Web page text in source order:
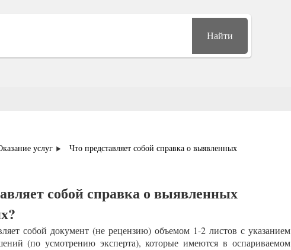
Найти
услуг
Что представляет собой справка о выявленных
собой справка о выявленных
собой документ (не рецензию) объемом 1-2 листов с указанием
(по усмотрению эксперта), которые имеются в оспариваемом